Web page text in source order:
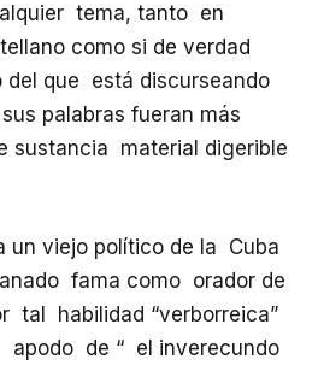
tema, tanto en
como si de verdad
que está discurseando
palabras fueran más
sustancia material digerible
un viejo político de la Cuba
fama como orador de
tal habilidad “verborreica”
apodo de “ el inverecundo